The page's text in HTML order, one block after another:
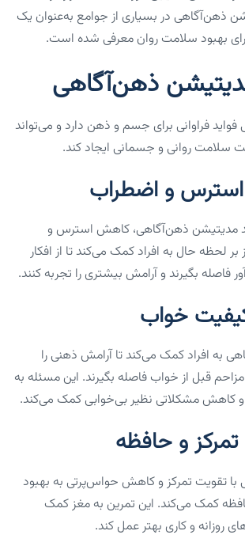
ذهن‌آگاهی در بسیاری از جوامع به‌عنوان یک
بهبود سلامت روان معرفی شده است.
فراوانی برای جسم و ذهن دارد و می‌تواند
سلامت روانی و جسمانی ایجاد کند.
مدیتیشن ذهن‌آگاهی، کاهش استرس و
لحظه حال به افراد کمک می‌کند تا از افکار
فاصله بگیرند و آرامش بیشتری را تجربه کنند.
به افراد کمک می‌کند تا آرامش ذهنی را
مزاحم قبل از خواب فاصله بگیرند. این مسئله به
کاهش مشکلاتی نظیر بی‌خوابی کمک می‌کند.
تقویت تمرکز و کاهش حواس‌پرتی به بهبود
کمک می‌کند. این تمرین به مغز کمک
روزانه و کاری بهتر عمل کند.